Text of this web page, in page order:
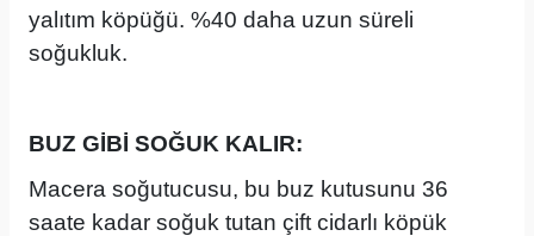
yalıtım köpüğü. %40 daha uzun süreli
soğukluk.
BUZ GİBİ SOĞUK KALIR:
Macera soğutucusu, bu buz kutusunu 36
saate kadar soğuk tutan çift cidarlı köpük